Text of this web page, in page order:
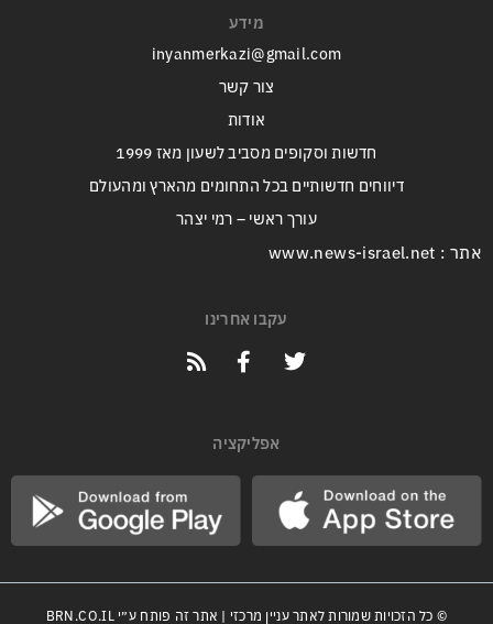
מידע
inyanmerkazi@gmail.com
צור קשר
אודות
חדשות וסקופים מסביב לשעון מאז 1999
דיווחים חדשותיים בכל התחומים מהארץ ומהעולם
עורך ראשי – רמי יצהר
אתר : www.news-israel.net
עקבו אחרינו
אפליקציה
© כל הזכויות שמורות לאתר עניין מרכזי | אתר זה פותח ע״יBRN.CO.IL